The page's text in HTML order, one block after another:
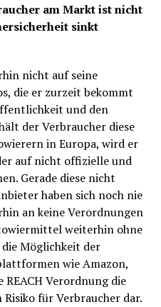
am Markt ist nicht
sinkt
nicht auf seine
die er zurzeit bekommt
und den
der Verbraucher diese
in Europa, wird er
auf nicht offizielle und
Gerade diese nicht
haben sich noch nie
an keine Verordnungen
weiterhin ohne
Möglichkeit der
wie Amazon,
Verordnung die
für Verbraucher dar.